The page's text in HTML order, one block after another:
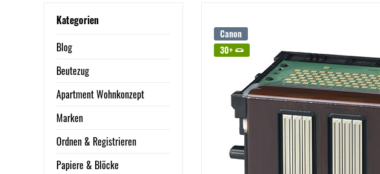
Kategorien
Blog
Beutezug
Apartment Wohnkonzept
Marken
Ordnen & Registrieren
Papiere & Blöcke
Canon
30+